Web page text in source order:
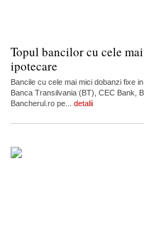
Topul bancilor cu cele
ipotecare
Bancile cu cele mai mici dobanzi fixe
Banca Transilvania (BT), CEC Bank,
Bancherul.ro pe... detalii